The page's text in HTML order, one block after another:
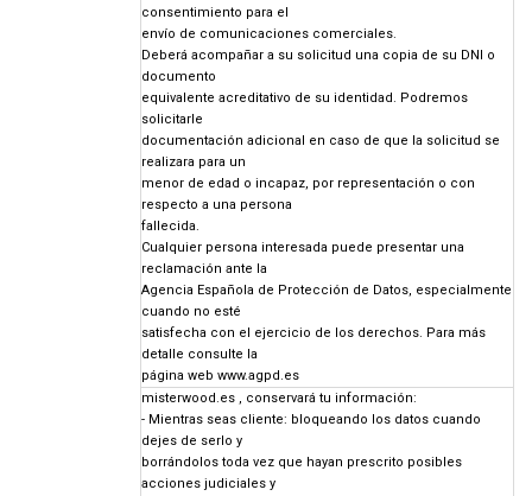
consentimiento para el
envío de comunicaciones comerciales.
Deberá acompañar a su solicitud una copia de su DNI o
documento
equivalente acreditativo de su identidad. Podremos
solicitarle
documentación adicional en caso de que la solicitud se
realizara para un
menor de edad o incapaz, por representación o con
respecto a una persona
fallecida.
Cualquier persona interesada puede presentar una
reclamación ante la
Agencia Española de Protección de Datos, especialmente
cuando no esté
satisfecha con el ejercicio de los derechos. Para más
detalle consulte la
página web www.agpd.es
misterwood.es , conservará tu información:
- Mientras seas cliente: bloqueando los datos cuando
dejes de serlo y
borrándolos toda vez que hayan prescrito posibles
acciones judiciales y